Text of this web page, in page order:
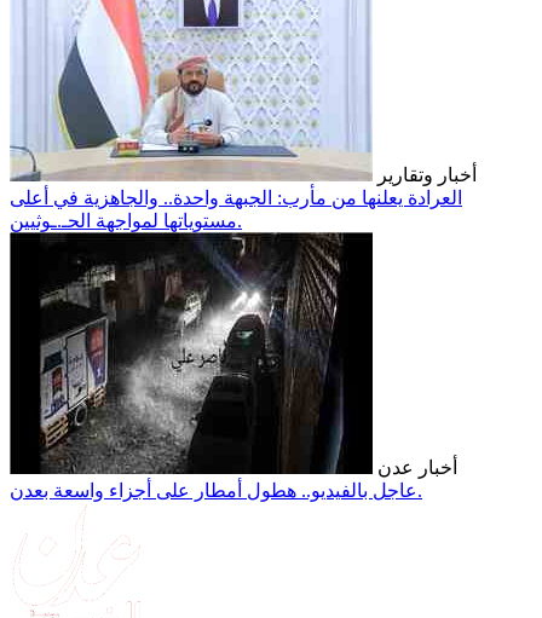
أخبار وتقارير
العرادة يعلنها من مأرب: الجبهة واحدة.. والجاهزية في أعلى
مستوياتها لمواجهة الحـ.ـوثيين.
أخبار عدن
عاجل بالفيديو.. هطول أمطار على أجزاء واسعة بعدن.